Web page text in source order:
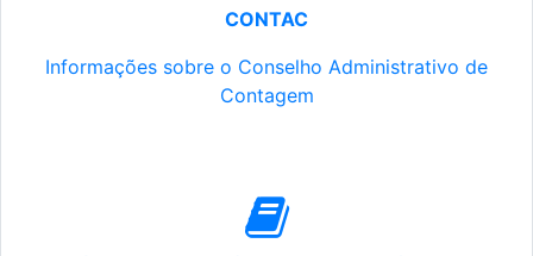
CONTAC
Informações sobre o Conselho Administrativo de
Contagem